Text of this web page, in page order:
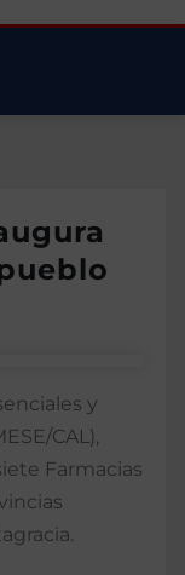
y
CAL),
Farmacias